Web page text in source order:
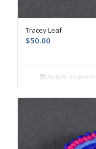
Tracey Leaf
$50.00
Ajouter au panier